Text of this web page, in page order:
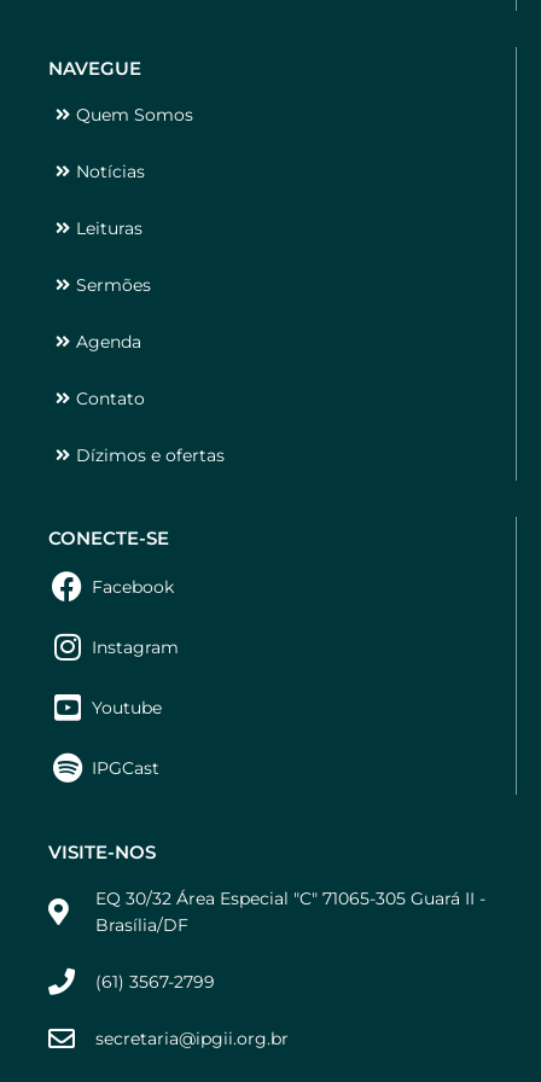
NAVEGUE
Quem Somos
Notícias
Leituras
Sermões
Agenda
Contato
Dízimos e ofertas
CONECTE-SE
Facebook
Instagram
Youtube
IPGCast
VISITE-NOS
EQ 30/32 Área Especial "C" 71065-305 Guará II -
Brasília/DF
(61) 3567-2799
secretaria@ipgii.org.br